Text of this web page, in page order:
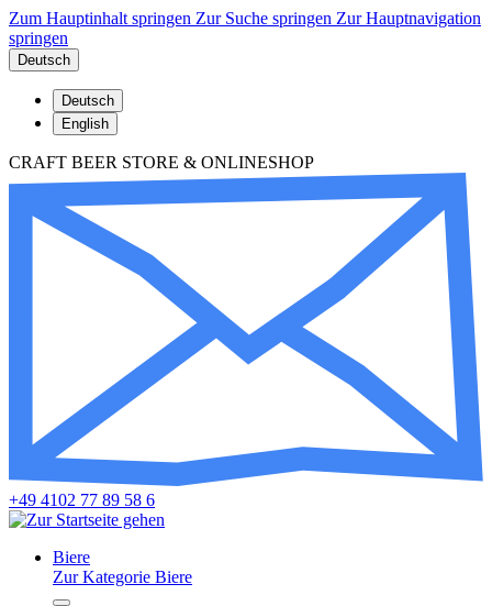
Zum Hauptinhalt springen Zur Suche springen Zur Hauptnavigation
springen
Deutsch
Deutsch
English
CRAFT BEER STORE & ONLINESHOP
+49 4102 77 89 58 6
Biere
Zur Kategorie Biere